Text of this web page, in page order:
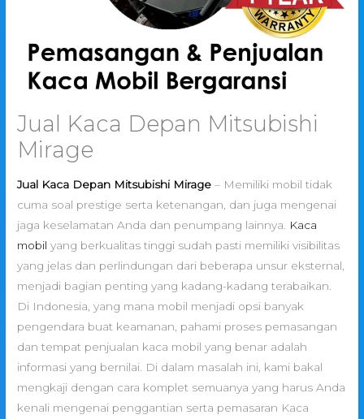
Jual Kaca Depan Mitsubishi
Mirage
Jual Kaca Depan Mitsubishi Mirage – Memiliki mobil tidak
cuma soal prestige serta ketenangan, dan juga mengenai
jaga keselamatan Anda dan penumpang lainnya.
Kaca
mobil yang berkualitas tinggi sudah pasti memiliki visibilitas
yang jelas dan perlindungan dari beberapa unsur eksternal,
menjadi bagian penting yang kadang-kadang terabaikan.
Di Indonesia, yang mana mobil menjadi opsi banyak
pengendara buat keamanan, pahami proses pemasangan
dan tempat penjualan kaca mobil yang benar adalah
informasi yang bernilai. Di dalam masalah ini, kami bakal
mengkaji dengan cara komplet semuanya yang harus Anda
kenali mengenai penggantian serta pemasaran Kaca